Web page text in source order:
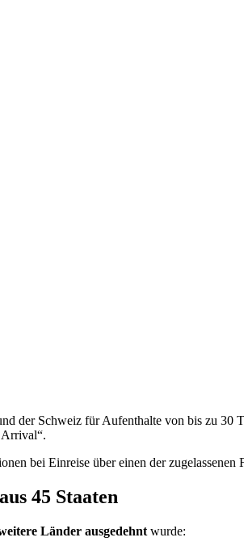
der Schweiz für Aufenthalte von bis zu
bei Einreise über einen der
45 Staaten
Länder ausgedehnt wurde: